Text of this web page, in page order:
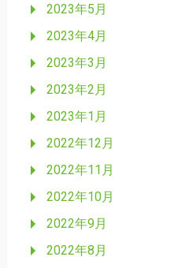
2023年5月
2023年4月
2023年3月
2023年2月
2023年1月
2022年12月
2022年11月
2022年10月
2022年9月
2022年8月